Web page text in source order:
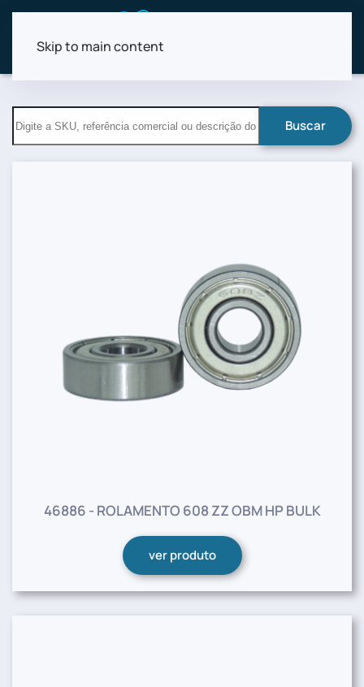
Skip to main content
Buscar
46886 - ROLAMENTO 608 ZZ OBM HP BULK
ver produto